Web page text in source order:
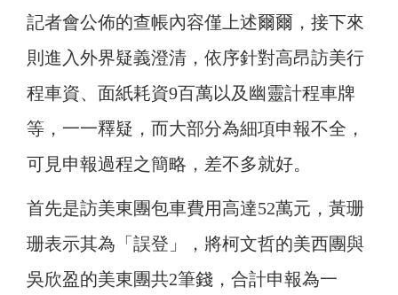
記者會公佈的查帳內容僅上述爾爾，接下來
則進入外界疑義澄清，依序針對高昂訪美行
程車資、面紙耗資9百萬以及幽靈計程車牌
等，一一釋疑，而大部分為細項申報不全，
可見申報過程之簡略，差不多就好。
首先是訪美東團包車費用高達52萬元，黃珊
珊表示其為「誤登」，將柯文哲的美西團與
吳欣盈的美東團共2筆錢，合計申報為一